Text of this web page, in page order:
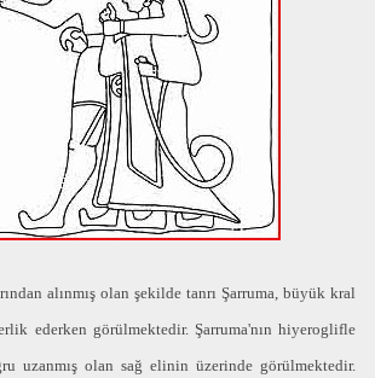
alınmış olan şekilde tanrı Şarruma, büyük kral
ederken görülmektedir. Şarruma'nın hiyeroglifle
uzanmış olan sağ elinin üzerinde görülmektedir.